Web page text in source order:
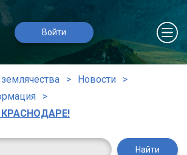
Войти
Новости
Найти